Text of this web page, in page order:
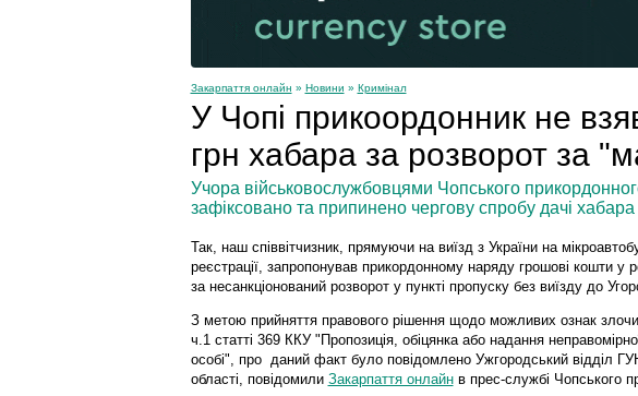
Закарпаття онлайн » Новини » Кримінал
У Чопі прикоордонник не
грн хабара за розворот за
Учора військовослужбовцями Чопського
зафіксовано та припинено чергову спробу дачі
Так, наш співвітчизник, прямуючи на виїзд з України на
реєстрації, запропонував прикордонному наряду грошові кошти у
за несанкціонований розворот у пункті пропуску без виїзду до
З метою прийняття правового рішення щодо можливих ознак
ч.1 статті 369 ККУ "Пропозиція, обіцянка або надання
особі", про даний факт було повідомлено Ужгородський відділ
області, повідомили Закарпаття онлайнв прес-службі Чопського